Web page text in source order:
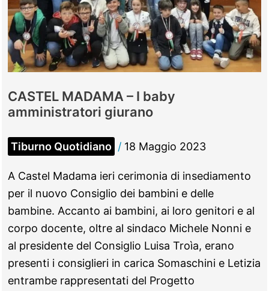
tana
dell’Orso”
CASTEL MADAMA – I baby
amministratori giurano
Tiburno Quotidiano / 18 Maggio 2023
A Castel Madama ieri cerimonia di insediamento
per il nuovo Consiglio dei bambini e delle
bambine. Accanto ai bambini, ai loro genitori e al
corpo docente, oltre al sindaco Michele Nonni e
al presidente del Consiglio Luisa Troìa, erano
presenti i consiglieri in carica Somaschini e Letizia
entrambe rappresentati del Progetto